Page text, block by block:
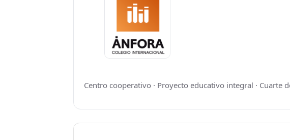
Plenos Municipales
Urbanismo
Tablón de anuncios: Ofertas de trabajo y otros.
Linea Verde - Ayuntamiento de Cuarte de Huerva
Centro cooperativo · Proyecto educativo integral · Cuarte